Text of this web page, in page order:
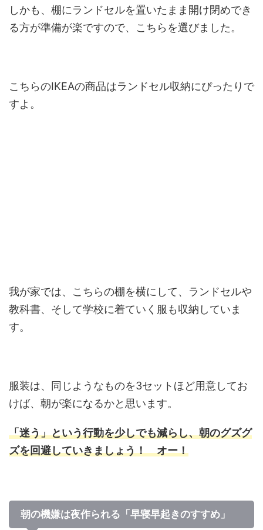
しかも、棚にランドセルを置いたまま開け閉めでき
る方が準備が楽ですので、こちらを選びました。
こちらのIKEAの商品はランドセル収納にぴったりで
すよ。
我が家では、こちらの棚を横にして、ランドセルや
教科書、そして学校に着ていく服も収納していま
す。
服装は、同じようなものを3セットほど用意してお
けば、朝が楽になるかと思います。
「迷う」という行動を少しでも減らし、朝のグズグ
ズを回避していきましょう！ オー！
朝の機嫌は夜作られる「早寝早起きのすすめ」